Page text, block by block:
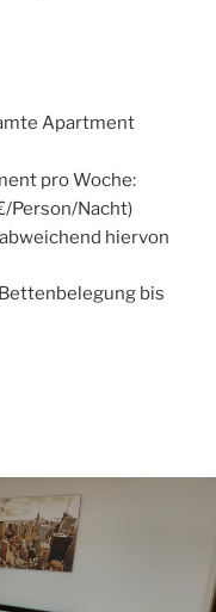
Apartment
pro Woche:
Person/Nacht)
hiervon
bis